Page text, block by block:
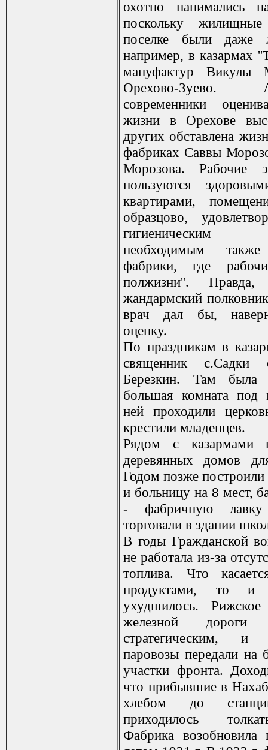
охотно нанимались
поскольку
поселке были даже
например, в казармах
мануфактур Викулы
Орехово-
современники
жизни в Орехове
других обставлена
фабриках Саввы
Морозова. Рабочие
пользуются
квартирами,
образцово,
гигиеническим
необходимым
фабрики, где
полжизни''.
жандармский
врач дал бы,
оценку.
По праздникам в
священник с.Садки
Березкин. Там была
большая комната
ней проходили
крестили младенцев.
Рядом с казармами
деревянных домов
Годом позже
и больницу на 8 мест,
- фабричную
торговали в здании
В годы Гражданской
не работала из-за
топлива. Что
продуктами, то и
ухудшилось. Рижское
железной
стратегическим,
паровозы передали на
участки фронта.
что прибывшие в
хлебом до
приходилось
Фабрика возобновила